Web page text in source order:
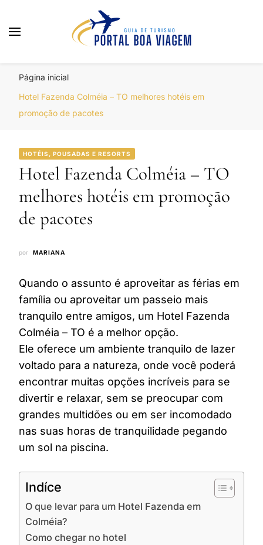
Página inicial
Hotel Fazenda Colméia – TO melhores hotéis em
promoção de pacotes
HOTÉIS, POUSADAS E RESORTS
Hotel Fazenda Colméia – TO
melhores hotéis em promoção
de pacotes
por MARIANA
Quando o assunto é aproveitar as férias em
família ou aproveitar um passeio mais
tranquilo entre amigos, um Hotel Fazenda
Colméia – TO é a melhor opção.
Ele oferece um ambiente tranquilo de lazer
voltado para a natureza, onde você poderá
encontrar muitas opções incríveis para se
divertir e relaxar, sem se preocupar com
grandes multidões ou em ser incomodado
nas suas horas de tranquilidade pegando
um sol na piscina.
Indíce
O que levar para um Hotel Fazenda em
Colméia?
Como chegar no hotel